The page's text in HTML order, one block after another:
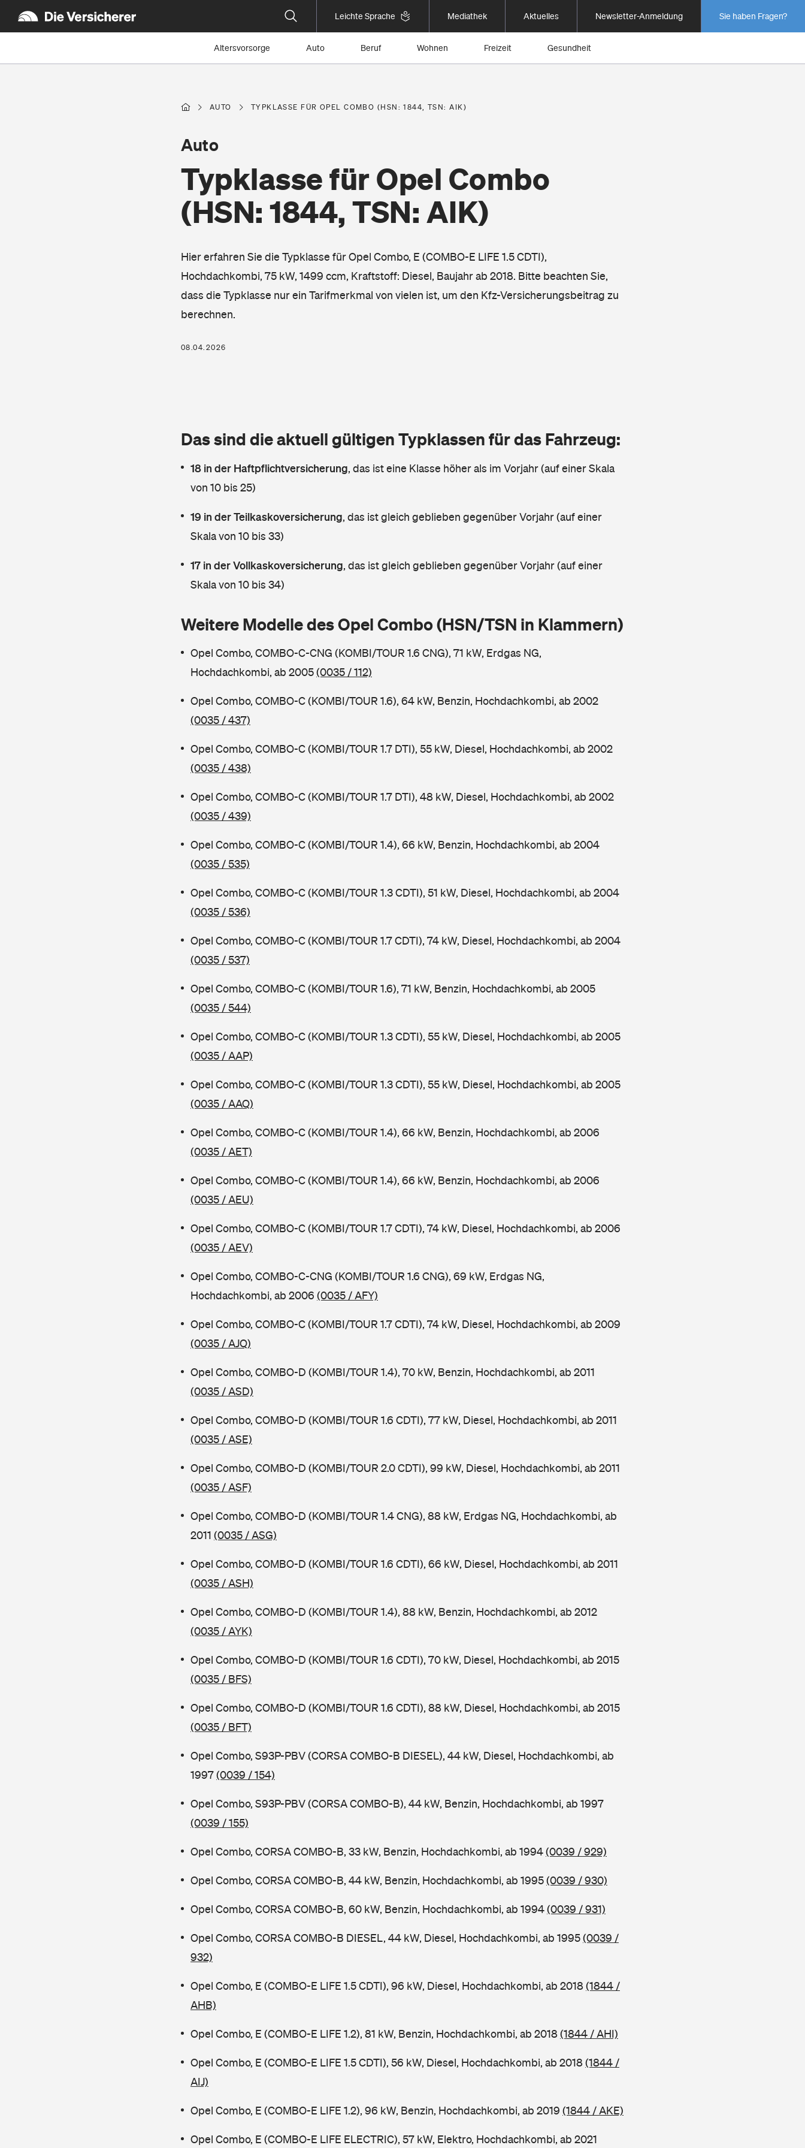
Leichte Sprache Mediathek Aktuelles Newsletter-Anmeldung Sie haben Fragen?
Altersvorsorge Auto Beruf Wohnen Freizeit Gesundheit
AUTO TYPKLASSE FÜR OPEL COMBO (HSN: 1844, TSN: AIK)
Typklasse für Opel Combo
(HSN: 1844, TSN: AIK)
Auto
Hier erfahren Sie die Typklasse für Opel Combo, E (COMBO-E LIFE 1.5 CDTI),
Hochdachkombi, 75 kW, 1499 ccm, Kraftstoff: Diesel, Baujahr ab 2018. Bitte beachten Sie,
dass die Typklasse nur ein Tarifmerkmal von vielen ist, um den Kfz-Versicherungsbeitrag zu
berechnen.
08.04.2026
Das sind die aktuell gültigen Typklassen für das Fahrzeug:
18 in der Haftpflichtversicherung, das ist eine Klasse höher als im Vorjahr (auf einer Skala
von 10 bis 25)
19 in der Teilkaskoversicherung, das ist gleich geblieben gegenüber Vorjahr (auf einer
Skala von 10 bis 33)
17 in der Vollkaskoversicherung, das ist gleich geblieben gegenüber Vorjahr (auf einer
Skala von 10 bis 34)
Weitere Modelle des Opel Combo (HSN/TSN in Klammern)
Opel Combo, COMBO-C-CNG (KOMBI/TOUR 1.6 CNG), 71 kW, Erdgas NG,
Hochdachkombi, ab 2005(0035 / 112)
Opel Combo, COMBO-C (KOMBI/TOUR 1.6), 64 kW, Benzin, Hochdachkombi, ab 2002
(0035 / 437)
Opel Combo, COMBO-C (KOMBI/TOUR 1.7 DTI), 55 kW, Diesel, Hochdachkombi, ab 2002
(0035 / 438)
Opel Combo, COMBO-C (KOMBI/TOUR 1.7 DTI), 48 kW, Diesel, Hochdachkombi, ab 2002
(0035 / 439)
Opel Combo, COMBO-C (KOMBI/TOUR 1.4), 66 kW, Benzin, Hochdachkombi, ab 2004
(0035 / 535)
Opel Combo, COMBO-C (KOMBI/TOUR 1.3 CDTI), 51 kW, Diesel, Hochdachkombi, ab 2004
(0035 / 536)
Opel Combo, COMBO-C (KOMBI/TOUR 1.7 CDTI), 74 kW, Diesel, Hochdachkombi, ab 2004
(0035 / 537)
Opel Combo, COMBO-C (KOMBI/TOUR 1.6), 71 kW, Benzin, Hochdachkombi, ab 2005
(0035 / 544)
Opel Combo, COMBO-C (KOMBI/TOUR 1.3 CDTI), 55 kW, Diesel, Hochdachkombi, ab 2005
(0035 / AAP)
Opel Combo, COMBO-C (KOMBI/TOUR 1.3 CDTI), 55 kW, Diesel, Hochdachkombi, ab 2005
(0035 / AAQ)
Opel Combo, COMBO-C (KOMBI/TOUR 1.4), 66 kW, Benzin, Hochdachkombi, ab 2006
(0035 / AET)
Opel Combo, COMBO-C (KOMBI/TOUR 1.4), 66 kW, Benzin, Hochdachkombi, ab 2006
(0035 / AEU)
Opel Combo, COMBO-C (KOMBI/TOUR 1.7 CDTI), 74 kW, Diesel, Hochdachkombi, ab 2006
(0035 / AEV)
Opel Combo, COMBO-C-CNG (KOMBI/TOUR 1.6 CNG), 69 kW, Erdgas NG,
Hochdachkombi, ab 2006 (0035 / AFY)
Opel Combo, COMBO-C (KOMBI/TOUR 1.7 CDTI), 74 kW, Diesel, Hochdachkombi, ab 2009
(0035 / AJQ)
Opel Combo, COMBO-D (KOMBI/TOUR 1.4), 70 kW, Benzin, Hochdachkombi, ab 2011
(0035 / ASD)
Opel Combo, COMBO-D (KOMBI/TOUR 1.6 CDTI), 77 kW, Diesel, Hochdachkombi, ab 2011
(0035 / ASE)
Opel Combo, COMBO-D (KOMBI/TOUR 2.0 CDTI), 99 kW, Diesel, Hochdachkombi, ab 2011
(0035 / ASF)
Opel Combo, COMBO-D (KOMBI/TOUR 1.4 CNG), 88 kW, Erdgas NG, Hochdachkombi, ab
2011 (0035 / ASG)
Opel Combo, COMBO-D (KOMBI/TOUR 1.6 CDTI), 66 kW, Diesel, Hochdachkombi, ab 2011
(0035 / ASH)
Opel Combo, COMBO-D (KOMBI/TOUR 1.4), 88 kW, Benzin, Hochdachkombi, ab 2012
(0035 / AYK)
Opel Combo, COMBO-D (KOMBI/TOUR 1.6 CDTI), 70 kW, Diesel, Hochdachkombi, ab 2015
(0035 / BFS)
Opel Combo, COMBO-D (KOMBI/TOUR 1.6 CDTI), 88 kW, Diesel, Hochdachkombi, ab 2015
(0035 / BFT)
Opel Combo, S93P-PBV (CORSA COMBO-B DIESEL), 44 kW, Diesel, Hochdachkombi, ab
1997(0039 / 154)
Opel Combo, S93P-PBV (CORSA COMBO-B), 44 kW, Benzin, Hochdachkombi, ab 1997
(0039 / 155)
Opel Combo, CORSA COMBO-B, 33 kW, Benzin, Hochdachkombi, ab 1994(0039 / 929)
Opel Combo, CORSA COMBO-B, 44 kW, Benzin, Hochdachkombi, ab 1995(0039 / 930)
Opel Combo, CORSA COMBO-B, 60 kW, Benzin, Hochdachkombi, ab 1994(0039 / 931)
Opel Combo, CORSA COMBO-B DIESEL, 44 kW, Diesel, Hochdachkombi, ab 1995(0039 /
932)
Opel Combo, E (COMBO-E LIFE 1.5 CDTI), 96 kW, Diesel, Hochdachkombi, ab 2018(1844 /
AHB)
Opel Combo, E (COMBO-E LIFE 1.2), 81 kW, Benzin, Hochdachkombi, ab 2018(1844 / AHI)
Opel Combo, E (COMBO-E LIFE 1.5 CDTI), 56 kW, Diesel, Hochdachkombi, ab 2018(1844 /
AIJ)
Opel Combo, E (COMBO-E LIFE 1.2), 96 kW, Benzin, Hochdachkombi, ab 2019 (1844 / AKE)
Opel Combo, E (COMBO-E LIFE ELECTRIC), 57 kW, Elektro, Hochdachkombi, ab 2021